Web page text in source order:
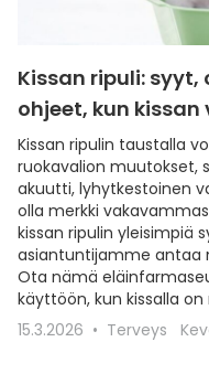
Kissan ripuli:
ohjeet, kun
Kissan ripulin taustalla
ruokavalion muutokset,
akuutti, lyhytkestoinen
olla merkki
kissan ripulin yleisimpiä
asiantuntijamme antaa
Ota nämä
käyttöön, kun kissalla on
15.3.2026
Terveys